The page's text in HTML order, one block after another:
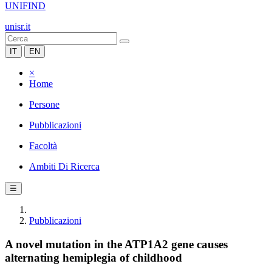
UNIFIND
unisr.it
IT EN
×
Home
Persone
Pubblicazioni
Facoltà
Ambiti Di Ricerca
☰
Pubblicazioni
A novel mutation in the ATP1A2 gene causes
alternating hemiplegia of childhood